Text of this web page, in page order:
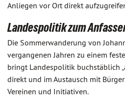
Anliegen vor Ort direkt
Landespolitik zum
Die Sommerwanderung von
vergangenen Jahren zu einem
bringt Landespolitik buchstäblich
direkt und im Austausch mit
Vereinen und Initiativen.